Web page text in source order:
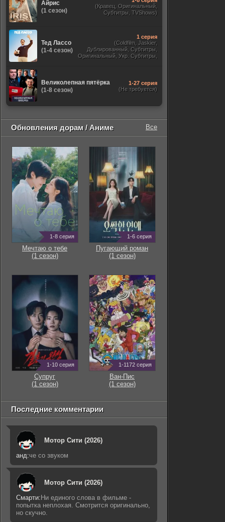
Айрис
(1 сезон)
(Кравец, Оригинальный,
Субтитры, TVShows)
Тед Лассо
(1-4 сезон)
1 серия
(Coldfilm, Jaskier,
Дублированный, Субтитры,
Оригинальный, Укр. Субтитры,
Великолепная пятёрка
(1-8 сезон)
1-27 серия
(Не требуется)
Обновления дорам / Аниме Все
1-8 серия
Мечтаю о тебе
(1 сезон)
1-6 серия
Пугающий роман
(1 сезон)
1-10 серия
Супруг
(1 сезон)
1-1172 серия
Ван-Пис
(1 сезон)
Последние комментарии
Мотор Сити (2026)
анд:че со звуком
Мотор Сити (2026)
Смарти: Ни единого слова в фильме -
попытка неплохая. Смотрится оригинально,
но скучно.